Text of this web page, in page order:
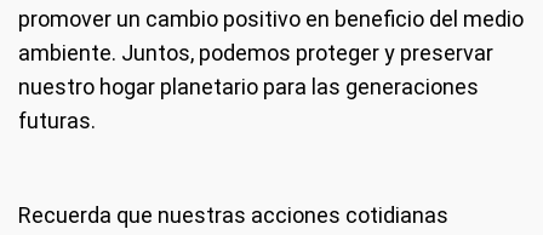
promover un cambio positivo en beneficio del medio
ambiente. Juntos, podemos proteger y preservar
nuestro hogar planetario para las generaciones
futuras.
Recuerda que nuestras acciones cotidianas